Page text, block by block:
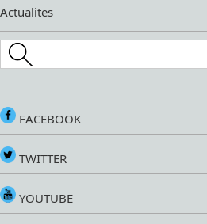
Actualites
Search this site
FACEBOOK
TWITTER
YOUTUBE